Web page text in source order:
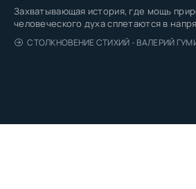
Захватывающая история, где мощь
человеческого духа сплетаются в
СТОЛКНОВЕНИЕ СТИХИЙ - ВАЛЕРИЙ